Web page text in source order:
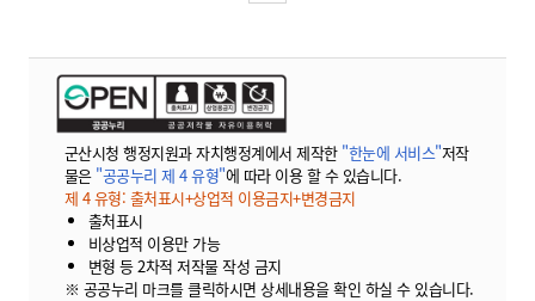
군산시청 행정지원과 자치행정계에서 제작한 "한눈에 서비스"저작
물은 "공공누리 제 4 유형"에 따라 이용 할 수 있습니다.
제 4 유형: 출처표시+상업적 이용금지+변경금지
출처표시
비상업적 이용만 가능
변형 등 2차적 저작물 작성 금지
※ 공공누리 마크를 클릭하시면 상세내용을 확인 하실 수 있습니다.